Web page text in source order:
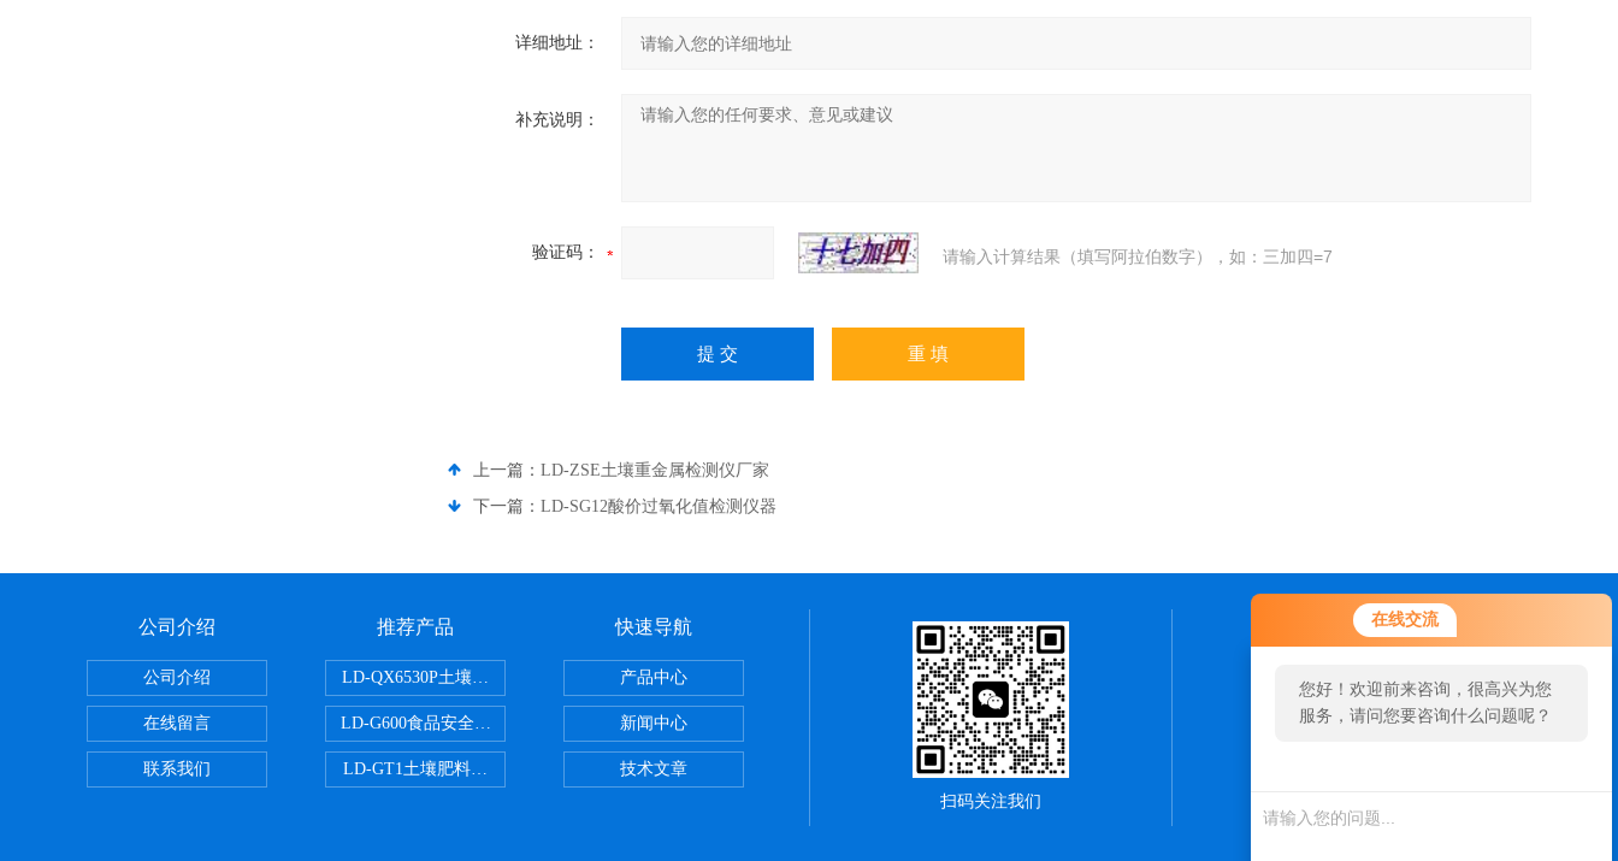
在线交流
您好！欢迎前来咨询，很高兴为您
服务，请问您要咨询什么问题呢？
详细地址：
补充说明：
验证码： 请输入计算结果（填写阿拉伯数字），如：三加四=7
上一篇： LD-ZSE土壤重金属检测仪厂家
下一篇： LD-SG12酸价过氧化值检测仪器
公司介绍
公司介绍
在线留言
联系我们
推荐产品
LD-QX6530P土壤氧化还原电位检测仪
LD-G600食品安全检测仪
LD-GT1土壤肥料养分检测仪
快速导航
产品中心
新闻中心
技术文章
扫码关注我们
联系我们
24小时热线：